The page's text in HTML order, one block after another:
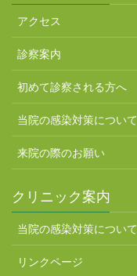
アクセス
診察案内
初めて診察される方へ
当院の感染対策について
来院の際のお願い
クリニック案内
当院の感染対策について
リンクページ